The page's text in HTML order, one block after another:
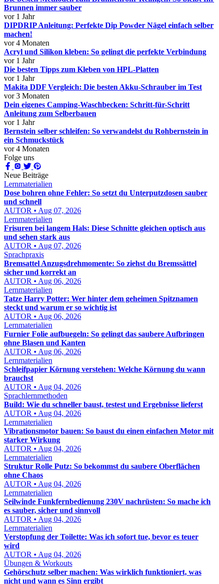
Brunnen immer sauber
vor 1 Jahr
DIPDRIP Anleitung: Perfekte Dip Powder Nägel einfach selber
machen!
vor 4 Monaten
Acryl und Silikon kleben: So gelingt die perfekte Verbindung
vor 1 Jahr
Die besten Tipps zum Kleben von HPL-Platten
vor 1 Jahr
Makita DDF Vergleich: Die besten Akku-Schrauber im Test
vor 3 Monaten
Dein eigenes Camping-Waschbecken: Schritt-für-Schritt
Anleitung zum Selberbauen
vor 1 Jahr
Bernstein selber schleifen: So verwandelst du Rohbernstein in
ein Schmuckstück
vor 4 Monaten
Folge uns
Neue Beiträge
Lernmaterialien
Dose bohren ohne Fehler: So setzt du Unterputzdosen sauber
und schnell
AUTOR • Aug 07, 2026
Lernmaterialien
Frisuren bei langem Hals: Diese Schnitte gleichen optisch aus
und sehen stark aus
AUTOR • Aug 07, 2026
Sprachpraxis
Bremsattel Anzugsdrehmomente: So ziehst du Bremssättel
sicher und korrekt an
AUTOR • Aug 06, 2026
Lernmaterialien
Tatze Harry Potter: Wer hinter dem geheimen Spitznamen
steckt und warum er so wichtig ist
AUTOR • Aug 06, 2026
Lernmaterialien
Furnier Folie aufbuegeln: So gelingt das saubere Aufbringen
ohne Blasen und Kanten
AUTOR • Aug 06, 2026
Lernmaterialien
Schleifpapier Körnung verstehen: Welche Körnung du wann
brauchst
AUTOR • Aug 04, 2026
Sprachlernmethoden
Build: Wie du schneller baust, testest und Ergebnisse lieferst
AUTOR • Aug 04, 2026
Lernmaterialien
Vibrationsmotor bauen: So baust du einen einfachen Motor mit
starker Wirkung
AUTOR • Aug 04, 2026
Lernmaterialien
Struktur Rolle Putz: So bekommst du saubere Oberflächen
ohne Chaos
AUTOR • Aug 04, 2026
Lernmaterialien
Seilwinde Funkfernbedienung 230V nachrüsten: So mache ich
es sauber, sicher und sinnvoll
AUTOR • Aug 04, 2026
Lernmaterialien
Verstopfung der Toilette: Was ich sofort tue, bevor es teuer
wird
AUTOR • Aug 04, 2026
Übungen & Workouts
Gehörschutz selber machen: Was wirklich funktioniert, was
nicht und wann es Sinn ergibt